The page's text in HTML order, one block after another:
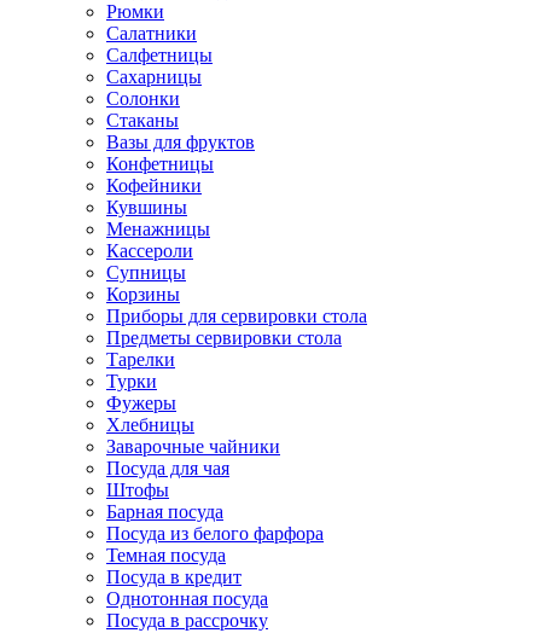
Рюмки
Салатники
Салфетницы
Сахарницы
Солонки
Стаканы
Вазы для фруктов
Конфетницы
Кофейники
Кувшины
Менажницы
Кассероли
Супницы
Корзины
Приборы для сервировки стола
Предметы сервировки стола
Тарелки
Турки
Фужеры
Хлебницы
Заварочные чайники
Посуда для чая
Штофы
Барная посуда
Посуда из белого фарфора
Темная посуда
Посуда в кредит
Однотонная посуда
Посуда в рассрочку